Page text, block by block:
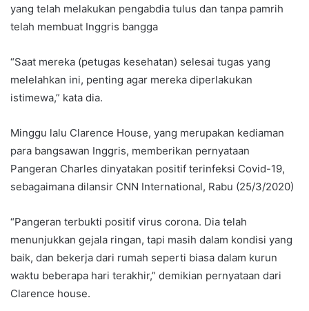
yang telah melakukan pengabdia tulus dan tanpa pamrih
telah membuat Inggris bangga
“Saat mereka (petugas kesehatan) selesai tugas yang
melelahkan ini, penting agar mereka diperlakukan
istimewa,” kata dia.
Minggu lalu Clarence House, yang merupakan kediaman
para bangsawan Inggris, memberikan pernyataan
Pangeran Charles dinyatakan positif terinfeksi Covid-19,
sebagaimana dilansir CNN International, Rabu (25/3/2020)
“Pangeran terbukti positif virus corona. Dia telah
menunjukkan gejala ringan, tapi masih dalam kondisi yang
baik, dan bekerja dari rumah seperti biasa dalam kurun
waktu beberapa hari terakhir,” demikian pernyataan dari
Clarence house.